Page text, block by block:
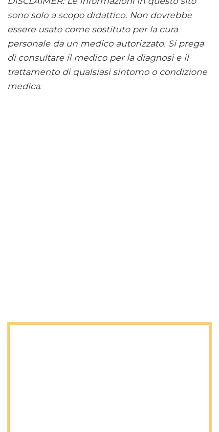
sono solo a scopo didattico. Non dovrebbe
essere usato come sostituto per la cura
personale da un medico autorizzato. Si prega
di consultare il medico per la diagnosi e il
trattamento di qualsiasi sintomo o condizione
medica.